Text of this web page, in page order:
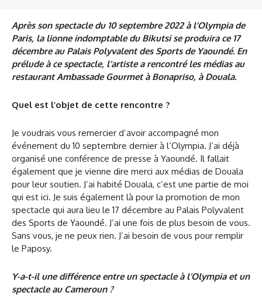
Après son spectacle du 10 septembre 2022 à l’Olympia de
Paris, la lionne indomptable du Bikutsi se produira ce 17
décembre au Palais Polyvalent des Sports de Yaoundé. En
prélude à ce spectacle, l’artiste a rencontré les médias au
restaurant Ambassade Gourmet à Bonapriso, à Douala.
Quel est l’objet de cette rencontre ?
Je voudrais vous remercier d’avoir accompagné mon
événement du 10 septembre dernier à l’Olympia. J’ai déjà
organisé une conférence de presse à Yaoundé. Il fallait
également que je vienne dire merci aux médias de Douala
pour leur soutien. J’ai habité Douala, c’est une partie de moi
qui est ici. Je suis également là pour la promotion de mon
spectacle qui aura lieu le 17 décembre au Palais Polyvalent
des Sports de Yaoundé. J’ai une fois de plus besoin de vous.
Sans vous, je ne peux rien. J’ai besoin de vous pour remplir
le Paposy.
Y-a-t-il une différence entre un spectacle à l’Olympia et un
spectacle au Cameroun ?